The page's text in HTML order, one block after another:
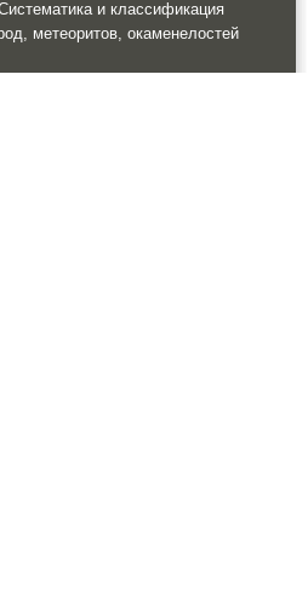
и классификация
метеоритов, окаменелостей